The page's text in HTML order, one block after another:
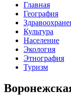
Главная
География
Культура
Население
Экология
Этнография
Туризм